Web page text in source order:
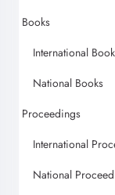
Books
International
National Books
Proceedings
International
National